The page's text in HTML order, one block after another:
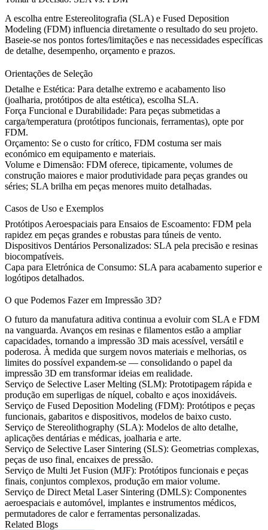
A escolha entre Estereolitografia (SLA) e Fused Deposition
Modeling (FDM) influencia diretamente o resultado do seu projeto.
Baseie-se nos pontos fortes/limitações e nas necessidades específicas
de detalhe, desempenho, orçamento e prazos.
Orientações de Seleção
Detalhe e Estética: Para detalhe extremo e acabamento liso
(joalharia, protótipos de alta estética), escolha SLA.
Força Funcional e Durabilidade: Para peças submetidas a
carga/temperatura (protótipos funcionais, ferramentas), opte por
FDM.
Orçamento: Se o custo for crítico, FDM costuma ser mais
económico em equipamento e materiais.
Volume e Dimensão: FDM oferece, tipicamente, volumes de
construção maiores e maior produtividade para peças grandes ou
séries; SLA brilha em peças menores muito detalhadas.
Casos de Uso e Exemplos
Protótipos Aeroespaciais para Ensaios de Escoamento: FDM pela
rapidez em peças grandes e robustas para túneis de vento.
Dispositivos Dentários Personalizados: SLA pela precisão e resinas
biocompatíveis.
Capa para Eletrónica de Consumo: SLA para acabamento superior e
logótipos detalhados.
O que Podemos Fazer em Impressão 3D?
O futuro da manufatura aditiva continua a evoluir com SLA e FDM
na vanguarda. Avanços em resinas e filamentos estão a ampliar
capacidades, tornando a impressão 3D mais acessível, versátil e
poderosa. À medida que surgem novos materiais e melhorias, os
limites do possível expandem-se — consolidando o papel da
impressão 3D em transformar ideias em realidade.
Serviço de Selective Laser Melting (SLM): Prototipagem rápida e
produção em superligas de níquel, cobalto e aços inoxidáveis.
Serviço de Fused Deposition Modeling (FDM): Protótipos e peças
funcionais, gabaritos e dispositivos, modelos de baixo custo.
Serviço de Stereolithography (SLA): Modelos de alto detalhe,
aplicações dentárias e médicas, joalharia e arte.
Serviço de Selective Laser Sintering (SLS): Geometrias complexas,
peças de uso final, encaixes de pressão.
Serviço de Multi Jet Fusion (MJF): Protótipos funcionais e peças
finais, conjuntos complexos, produção em maior volume.
Serviço de Direct Metal Laser Sintering (DMLS): Componentes
aeroespaciais e automóvel, implantes e instrumentos médicos,
permutadores de calor e ferramentas personalizadas.
Related Blogs